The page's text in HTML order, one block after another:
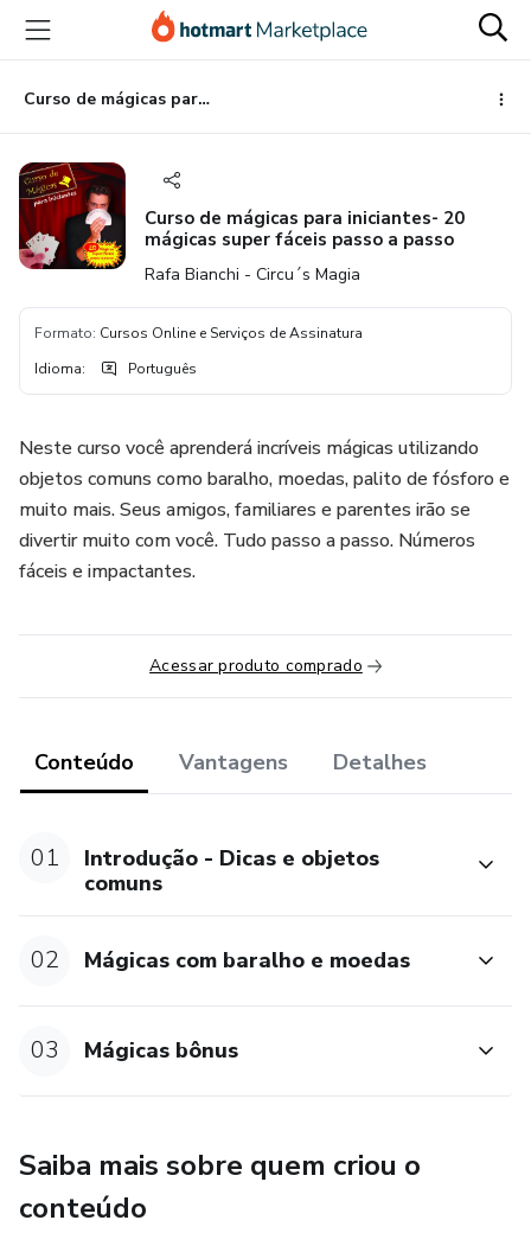
para
conteúdo
principal
para
pagamento
para
rodapé
Curso de mágicas para iniciantes- 20 mágicas super fáceis passo a passo
Curso de mágicas para iniciantes- 20
mágicas super fáceis passo a passo
Rafa Bianchi - Circu´s Magia
Formato: Cursos Online e Serviços de Assinatura
Idioma: Português
Neste curso você aprenderá incríveis mágicas utilizando
objetos comuns como baralho, moedas, palito de fósforo e
muito mais. Seus amigos, familiares e parentes irão se
divertir muito com você. Tudo passo a passo. Números
fáceis e impactantes.
Acessar produto comprado
Conteúdo Vantagens Detalhes
01
Introdução - Dicas e objetos
comuns
02 Mágicas com baralho e moedas
03 Mágicas bônus
Saiba mais sobre quem criou o
conteúdo